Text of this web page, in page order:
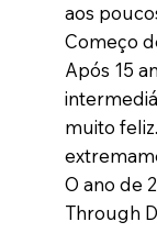
aos
Começo
Após 15
muito
O ano de
Through